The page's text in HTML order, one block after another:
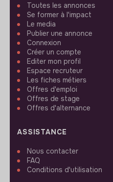
Toutes les annonces
Se former à l'impact
Le media
Publier une annonce
Connexion
Créer un compte
Editer mon profil
Espace recruteur
Les fiches métiers
Offres d'emploi
Offres de stage
Offres d'alternance
ASSISTANCE
Nous contacter
FAQ
Conditions d'utilisation